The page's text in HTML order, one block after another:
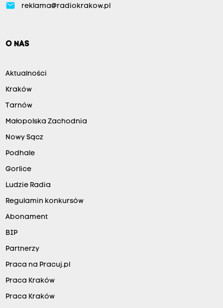
email reklama@radiokrakow.pl
O NAS
Aktualności
Kraków
Tarnów
Małopolska Zachodnia
Nowy Sącz
Podhale
Gorlice
Ludzie Radia
Regulamin konkursów
Abonament
BIP
Partnerzy
Praca na Pracuj.pl
Praca Kraków
Praca Kraków